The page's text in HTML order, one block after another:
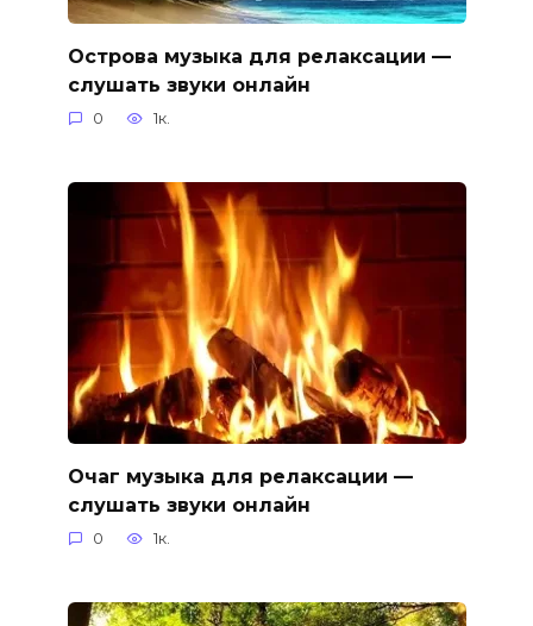
Острова музыка для релаксации —
слушать звуки онлайн
0 1к.
Очаг музыка для релаксации —
слушать звуки онлайн
0 1к.